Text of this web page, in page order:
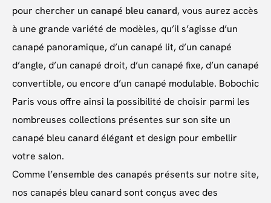
pour chercher un canapé bleu canard, vous aurez accès
à une grande variété de modèles, qu’il s’agisse d’un
canapé panoramique, d’un canapé lit, d’un canapé
d’angle, d’un canapé droit, d’un canapé fixe, d’un canapé
convertible, ou encore d’un canapé modulable. Bobochic
Paris vous offre ainsi la possibilité de choisir parmi les
nombreuses collections présentes sur son site un
canapé bleu canard élégant et design pour embellir
votre salon.
Comme l’ensemble des canapés présents sur notre site,
nos canapés bleu canard sont conçus avec des